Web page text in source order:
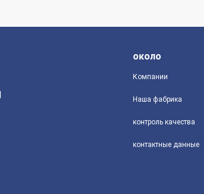
около
Компании
Наша фабрика
контроль качества
контактные данные